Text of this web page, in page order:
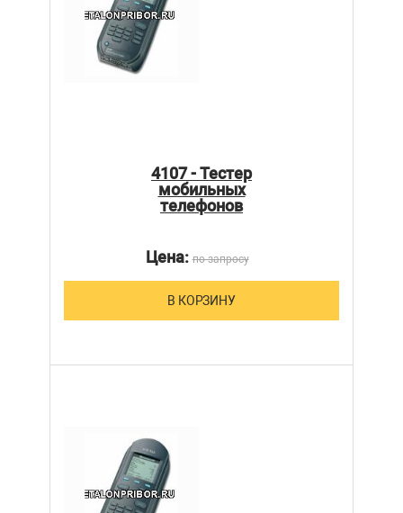
4107 - Тестер
мобильных
телефонов
Цена:по запросу
В КОРЗИНУ